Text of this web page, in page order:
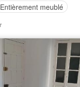
Entièrement meublé